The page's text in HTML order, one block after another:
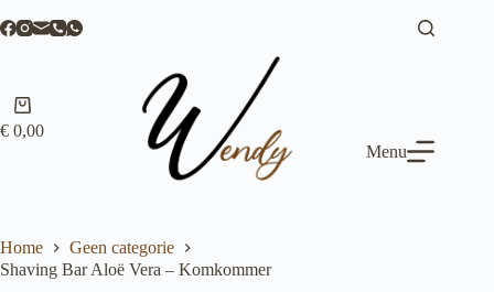
naar
Winkelwagen
€ 0,00
Menu
Home
Geen categorie
Shaving Bar Aloë Vera – Komkommer